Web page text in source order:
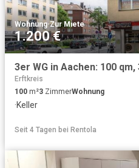
Wohnung·Zur Miete
1.200 €
Erftkreis
100 m²3 ZimmerWohnung
·Keller
Seit 4 Tagen bei Rentola